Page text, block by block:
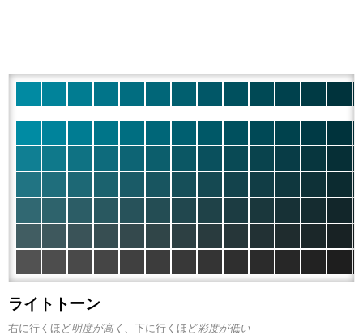
ライトトーン
右に行くほど明度が高く 、下に行くほど彩度が低い